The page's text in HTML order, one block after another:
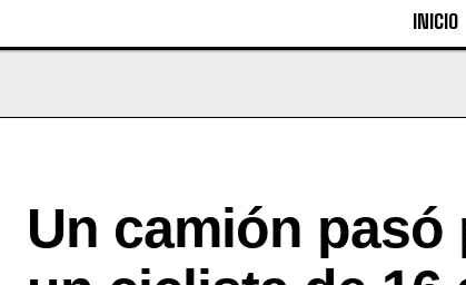
INICIO
Un camión pasó